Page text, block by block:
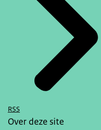
RSS
Over deze site